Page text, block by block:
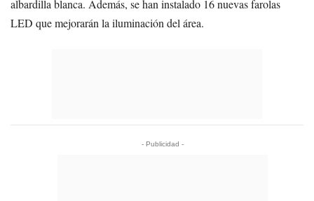
albardilla blanca. Además, se han instalado 16 nuevas farolas
LED que mejorarán la iluminación del área.
- Publicidad -